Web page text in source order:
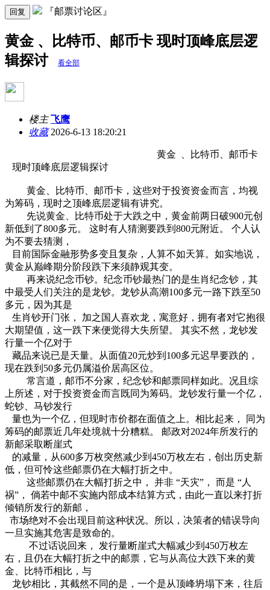
回复 『邮票讨论区』
黄金 、比特币、邮币卡 现时顶峰底层逻
辑探讨
看全部
楼主 飞鹰
收藏2026-6-13 18:20:21
黄金 、比特币、邮币卡
现时顶峰底层逻辑探讨
黄金、比特币、邮币卡，这些对于投资资金而言，均视
为筹码，现时之顶峰底层逻辑有讲究。
先说黄金、比特币处于大跌之中，黄金前两日破900元创
新低到了800多元。 这时有人猜测要跌到800元附近。 个人认
为不要去猜测，
目前国际金融形势多变且复杂，人算不如天算。如实地说，
黄金从巅峰期分阶段跌下来须静观其变。
再来说纪念币钞。纪念币钞最热门的是生肖纪念钞，其
中最受人们关注的是龙钞。龙钞从高潮100多元一路下跌至50
多元，因为其是
生肖钞开门张， 加之国人喜欢龙，寓意好，拥有者对它抱很
大期望值，这一跌下来便觉得大失所望。 其实不然，龙钞发
行量一个亿对于
藏品来说已是天量。从面值20元炒到100多元迟早要跌的，
现在跌到50多元仍属溢价居高区位。
常言道，邮币不分家，纪念钞和邮票同样如此。况且综
上所述，对于投资资金而言既同为筹码。龙钞发行量一个亿，
蛇钞、马钞发行
量也为一个亿，但现时市价都在面值之上。相比起来， 同为
筹码的邮票近几年处境就十分糟糕。 邮政对2024年所发行的
新邮采取断崖式
的减量，从600多万枚突然减少到450万枚左右，创出历史新
低，但可怜这些邮票仍在大幅打折之中。
这些邮票仍在大幅打折之中， 并非 “天灾”， 而是 “人
祸”， 倘若中邮不实施内部成本结算方式，由此一直以来打折
倾销所发行的新邮，
市场绝对不会出现目前这种状况。所以，决策者的错误导向
一旦实施其危害是致命的。
不过话说回来， 发行量断崖式大幅减少到450万枚左
右，且仍在大幅打折之中的邮票，它与从高位大跌下来的黄
金、比特币相比，与
龙钞相比，其截然不同的是，一个是从顶峰坍塌下来，往后